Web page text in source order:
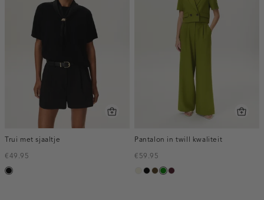
Trui met sjaaltje
€49.95
zwart
Pantalon in twill kwaliteit
€59.95
ecru
zwart
toffee
groenpruim,